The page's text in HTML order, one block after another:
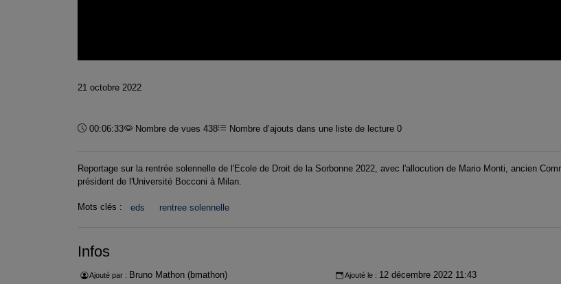
21 octobre 2022
Durée :
00:06:33 Nombre de vues 438 Nombre d’ajouts dans une liste de lecture 0
Reportage sur la rentrée solennelle de l'Ecole de Droit de la Sorbonne 2022, avec l'allocution de Mario Monti, ancien
président de l'Université Bocconi à Milan.
Mots clés : eds rentree solennelle
Infos
Ajouté par : Bruno Mathon (bmathon) Ajouté le : 12 décembre 2022 11:43